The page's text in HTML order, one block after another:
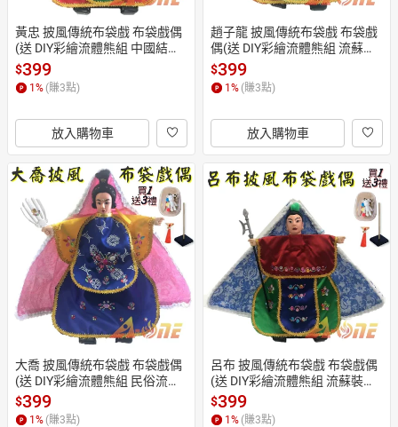
黃忠 披風傳統布袋戲 布袋戲偶
(送 DIY彩繪流體熊組 中國結流
蘇 戲偶架)卡通布偶 木偶人偶玩
偶童玩 玩具 布袋戲手偶
$399
1% (賺3點)
放入購物車
趙子龍 披風傳統布袋戲 布袋戲
偶(送 DIY彩繪流體熊組 流蘇裝
飾 戲偶架)Q版布偶 木偶人偶玩
偶童玩 玩具 布袋戲手偶
$399
1% (賺3點)
放入購物車
大喬 披風傳統布袋戲 布袋戲偶
(送 DIY彩繪流體熊組 民俗流蘇
戲偶架)角色扮演布偶 木偶人偶
玩偶童玩 玩具 布袋戲手偶
$399
1 % (賺3點)
呂布 披風傳統布袋戲 布袋戲偶
(送 DIY彩繪流體熊組 流蘇裝飾
戲偶架)益智布偶 木偶人偶玩偶
童玩 玩具 布袋戲手偶
$399
1 % (賺3點)